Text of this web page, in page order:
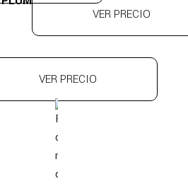
VER PRECIO
VER PRECIO